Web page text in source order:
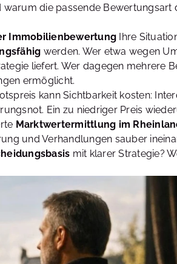
die passende Bewertungsart
Immobilienbewertung Ihre
werden. Wer etwa wegen
liefert. Wer dagegen mehrere
ermöglicht.
kann Sichtbarkeit kosten:
Ein zu niedriger Preis
Marktwertermittlung im
und Verhandlungen sauber
mit klarer Strategie?